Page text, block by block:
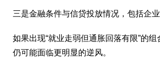
三是金融条件与信贷投放情况，包括企
如果出现“就业走弱但通胀回落有限”的
仍可能面临更明显的逆风。